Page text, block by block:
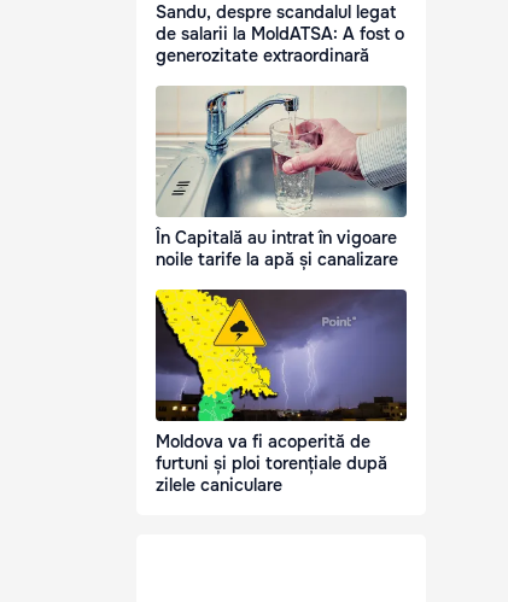
Sandu, despre scandalul legat
de salarii la MoldATSA: A fost o
generozitate extraordinară
În Capitală au intrat în vigoare
noile tarife la apă și canalizare
Moldova va fi acoperită de
furtuni și ploi torențiale după
zilele caniculare